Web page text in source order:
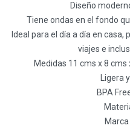
Diseño
Tiene ondas en el fondo
Ideal para el día a día en
viajes e
Medidas 11 cms x 8
Ligera
BPA